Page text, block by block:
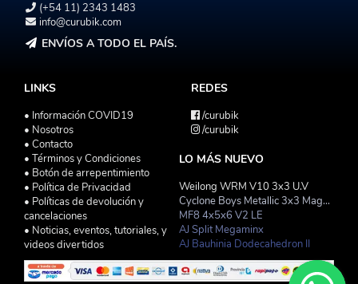
(+54 11) 2343 1483
info@curubik.com
ENVÍOS A TODO EL PAÍS.
LINKS
• Información COVID19
• Nosotros
• Contacto
• Términos y Condiciones
• Botón de arrepentimiento
• Política de Privacidad
• Políticas de devolución y
cancelaciones
• Noticias, eventos, tutoriales, y
videos divertidos
REDES
/curubik
/curubik
LO MÁS NUEVO
Weilong WRM V10 3x3 U.V
Cyclone Boys Metallic 3x3 Magnetico Macaron
MF8 4x5x6 V2 LE
AJ Split Megaminx
AJ Bauhinia Dodecahedron II